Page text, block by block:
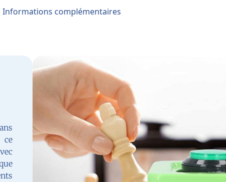
Informations complémentaires
ce